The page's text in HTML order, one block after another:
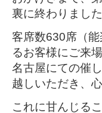
裏に終わりました
客席数630席（
るお客様にご来
名古屋にての催
越しいただき、
これに甘んじる